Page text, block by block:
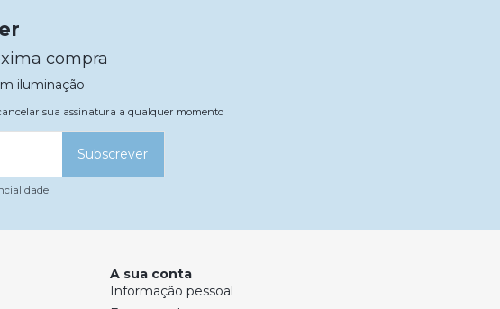
compra
iluminação
sua assinatura a qualquer momento
Subscrever
A sua conta
Informação pessoal